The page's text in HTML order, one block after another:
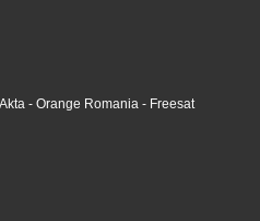
- Orange Romania - Freesat